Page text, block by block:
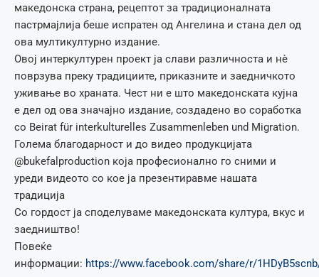
македонска страна, рецептот за традиционалната
пастрмајлија беше испратен од Ангелина и стана дел од
ова мултикултурно издание.
Овој интеркултурен проект ја слави различноста и нè
поврзува преку традициите, приказните и заедничкото
уживање во храната. Чест ни е што македонската кујна
е дел од ова значајно издание, создадено во соработка
со Beirat für interkulturelles Zusammenleben und Migration.
Голема благодарност и до видео продукцијата
@bukefalproduction која професионално го сними и
уреди видеото со кое ја презентиравме нашата
традиција
Со гордост ја споделуваме македонската култура, вкус и
заедништво!
Повеќе
информации: https://www.facebook.com/share/r/